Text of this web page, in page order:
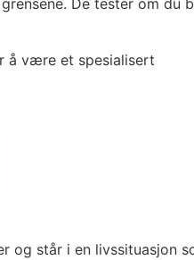
De tester om du
å være et spesialisert
og står i en livssituasjon